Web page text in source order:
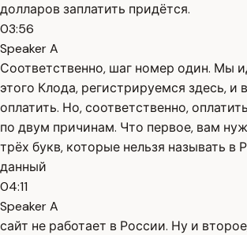
долларов заплатить придётся.
03:56
Speaker A
Соответственно, шаг номер один. Мы
этого Клода, регистрируемся здесь, и
оплатить. Но, соответственно,
по двум причинам. Что первое, вам
трёх букв, которые нельзя называть в
данный
04:11
Speaker A
сайт не работает в России. Ну и